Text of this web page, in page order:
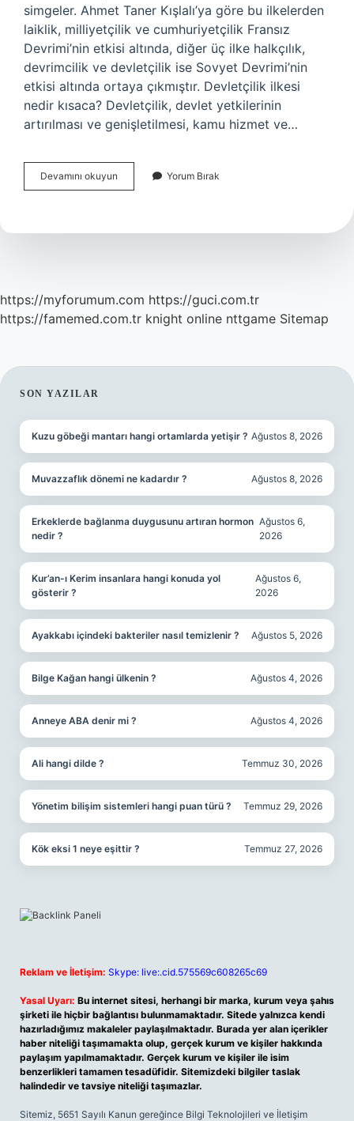
simgeler. Ahmet Taner Kışlalı’ya göre bu ilkelerden
laiklik, milliyetçilik ve cumhuriyetçilik Fransız
Devrimi’nin etkisi altında, diğer üç ilke halkçılık,
devrimcilik ve devletçilik ise Sovyet Devrimi’nin
etkisi altında ortaya çıkmıştır. Devletçilik ilkesi
nedir kısaca? Devletçilik, devlet yetkilerinin
artırılması ve genişletilmesi, kamu hizmet ve…
Devamını okuyun Barışçılık
Ilkesi
Yorum Bırak
https://myforumum.com https://guci.com.tr
https://famemed.com.tr knight online nttgame Sitemap
SIDEBAR
SON YAZILAR
Kuzu göbeği mantarı hangi ortamlarda yetişir ? Ağustos 8, 2026
Muvazzaflık dönemi ne kadardır ? Ağustos 8, 2026
Erkeklerde bağlanma duygusunu artıran hormon
nedir ?
Ağustos 6,
2026
Kur’an-ı Kerim insanlara hangi konuda yol
gösterir ?
Ağustos 6,
2026
Ayakkabı içindeki bakteriler nasıl temizlenir ? Ağustos 5, 2026
Bilge Kağan hangi ülkenin ? Ağustos 4, 2026
Anneye ABA denir mi ? Ağustos 4, 2026
Ali hangi dilde ? Temmuz 30, 2026
Yönetim bilişim sistemleri hangi puan türü ? Temmuz 29, 2026
Kök eksi 1 neye eşittir ? Temmuz 27, 2026
Reklam ve İletişim: Skype: live:.cid.575569c608265c69
Yasal Uyarı: Bu internet sitesi, herhangi bir marka, kurum veya şahıs
şirketi ile hiçbir bağlantısı bulunmamaktadır. Sitede yalnızca kendi
hazırladığımız makaleler paylaşılmaktadır. Burada yer alan içerikler
haber niteliği taşımamakta olup, gerçek kurum ve kişiler hakkında
paylaşım yapılmamaktadır. Gerçek kurum ve kişiler ile isim
benzerlikleri tamamen tesadüfidir. Sitemizdeki bilgiler taslak
halindedir ve tavsiye niteliği taşımazlar.
Sitemiz, 5651 Sayılı Kanun gereğince Bilgi Teknolojileri ve İletişim